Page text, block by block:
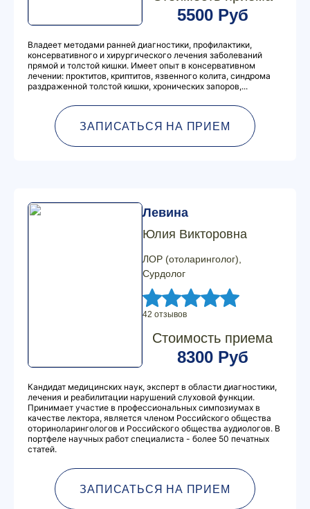
5500 Руб
Владеет методами ранней диагностики, профилактики,
консервативного и хирургического лечения заболеваний
прямой и толстой кишки. Имеет опыт в консервативном
лечении: проктитов, криптитов, язвенного колита, синдрома
раздраженной толстой кишки, хронических запоров,...
ЗАПИСАТЬСЯ НА ПРИЕМ
Левина
Юлия Викторовна
ЛОР (отоларинголог),
Сурдолог
42 отзывов
Стоимость приема
8300 Руб
Кандидат медицинских наук, эксперт в области диагностики,
лечения и реабилитации нарушений слуховой функции.
Принимает участие в профессиональных симпозиумах в
качестве лектора, является членом Российского общества
оториноларингологов и Российского общества аудиологов. В
портфеле научных работ специалиста - более 50 печатных
статей.
ЗАПИСАТЬСЯ НА ПРИЕМ